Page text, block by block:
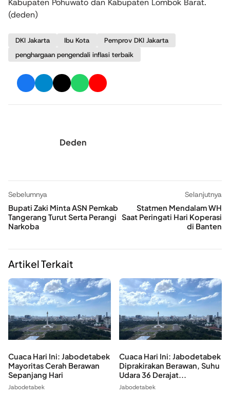
Kabupaten Pohuwato dan Kabupaten Lombok Barat.
(deden)
DKI Jakarta Ibu Kota
Pemprov DKI Jakarta
penghargaan pengendali inflasi terbaik
Deden
Sebelumnya
Bupati Zaki Minta ASN Pemkab
Tangerang Turut Serta Perangi
Narkoba
Selanjutnya
Statmen Mendalam WH
Saat Peringati Hari Koperasi
di Banten
Artikel Terkait
Cuaca Hari Ini: Jabodetabek
Mayoritas Cerah Berawan
Sepanjang Hari
Jabodetabek
Cuaca Hari Ini: Jabodetabek
Diprakirakan Berawan, Suhu
Udara 36 Derajat...
Jabodetabek